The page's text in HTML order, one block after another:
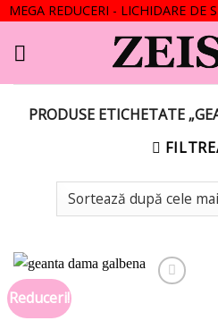
MEGA REDUCERI - LICHIDARE DE
PRODUSE ETICHETATE
Reduceri!